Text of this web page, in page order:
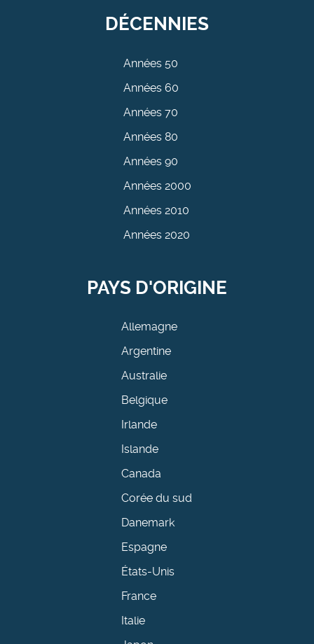
DÉCENNIES
Années 50
Années 60
Années 70
Années 80
Années 90
Années 2000
Années 2010
Années 2020
PAYS D'ORIGINE
Allemagne
Argentine
Australie
Belgique
Irlande
Islande
Canada
Corée du sud
Danemark
Espagne
États-Unis
France
Italie